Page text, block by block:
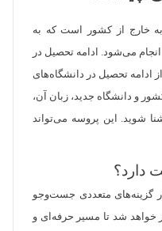
خارج از کشور است که به
می‌شود. ادامه تحصیل در
ادامه تحصیل در دانشگاه‌های
و دانشگاه جدید، زبان آن،
شوید. این پروسه می‌تواند
دارد؟
گزینه‌های متعددی جست‌وجو
خواهد شد تا مسیر حرفه‌ای و